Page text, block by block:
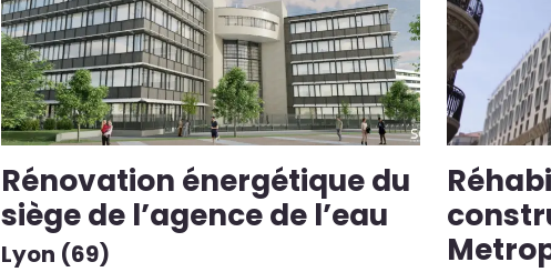
Rénovation énergétique du
siège de l’agence de l’eau
Lyon (69)